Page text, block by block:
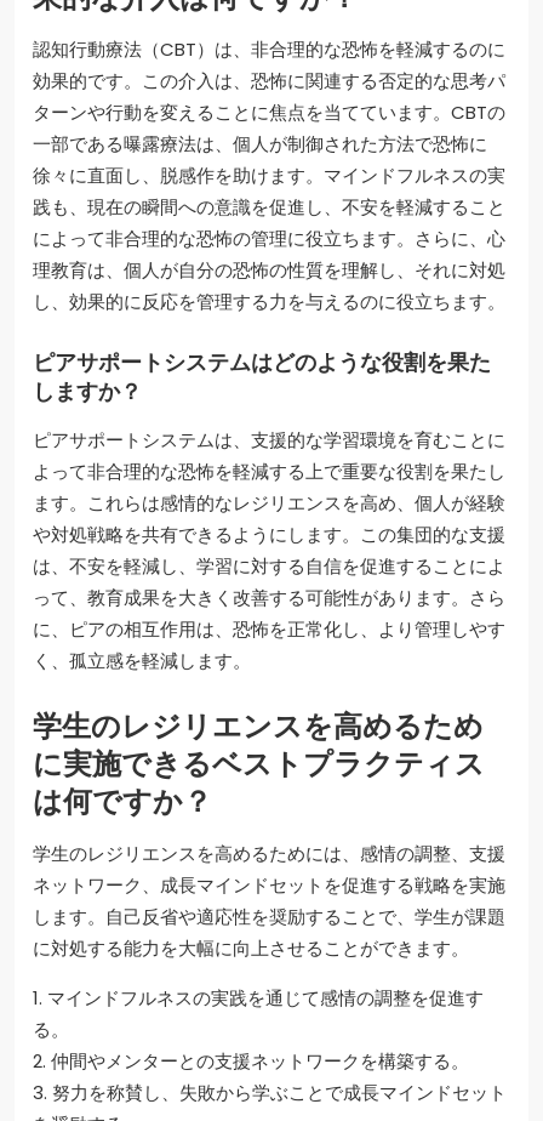
認知行動療法（CBT）は、非合理的な恐怖を軽減するのに
効果的です。この介入は、恐怖に関連する否定的な思考パ
ターンや行動を変えることに焦点を当てています。CBTの
一部である曝露療法は、個人が制御された方法で恐怖に
徐々に直面し、脱感作を助けます。マインドフルネスの実
践も、現在の瞬間への意識を促進し、不安を軽減すること
によって非合理的な恐怖の管理に役立ちます。さらに、心
理教育は、個人が自分の恐怖の性質を理解し、それに対処
し、効果的に反応を管理する力を与えるのに役立ちます。
ピアサポートシステムはどのような役割を果た
しますか？
ピアサポートシステムは、支援的な学習環境を育むことに
よって非合理的な恐怖を軽減する上で重要な役割を果たし
ます。これらは感情的なレジリエンスを高め、個人が経験
や対処戦略を共有できるようにします。この集団的な支援
は、不安を軽減し、学習に対する自信を促進することによ
って、教育成果を大きく改善する可能性があります。さら
に、ピアの相互作用は、恐怖を正常化し、より管理しやす
く、孤立感を軽減します。
学生のレジリエンスを高めるため
に実施できるベストプラクティス
は何ですか？
学生のレジリエンスを高めるためには、感情の調整、支援
ネットワーク、成長マインドセットを促進する戦略を実施
します。自己反省や適応性を奨励することで、学生が課題
に対処する能力を大幅に向上させることができます。
1. マインドフルネスの実践を通じて感情の調整を促進す
る。
2. 仲間やメンターとの支援ネットワークを構築する。
3. 努力を称賛し、失敗から学ぶことで成長マインドセット